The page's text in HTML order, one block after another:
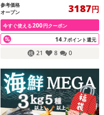
参考価格
オープン
3187円
今すぐ使える200円クーポン
14.7ポイント還元
21 8 0